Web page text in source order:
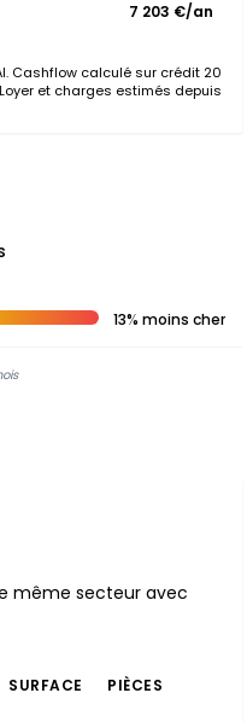
7 203 €/an
Cashflow calculé sur crédit 20
et charges estimés depuis
13% moins cher
même secteur avec
SURFACE
PIÈCES